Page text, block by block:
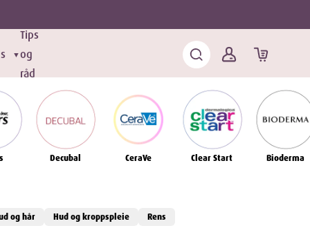
▼
Tips
og
råd
Decubal CeraVe Clear Start Bioderma
og hår Hud og kroppspleie Rens